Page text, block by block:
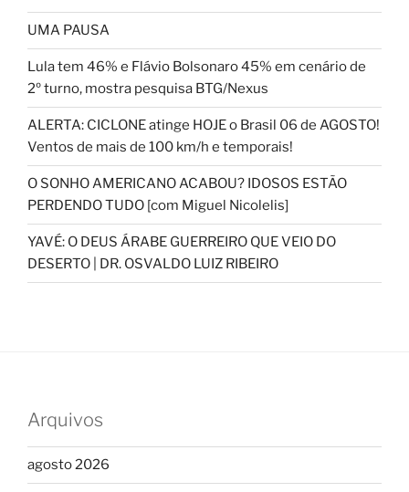
UMA PAUSA
Lula tem 46% e Flávio Bolsonaro 45% em cenário de
2º turno, mostra pesquisa BTG/Nexus
ALERTA: CICLONE atinge HOJE o Brasil 06 de AGOSTO!
Ventos de mais de 100 km/h e temporais!
O SONHO AMERICANO ACABOU? IDOSOS ESTÃO
PERDENDO TUDO [com Miguel Nicolelis]
YAVÉ: O DEUS ÁRABE GUERREIRO QUE VEIO DO
DESERTO | DR. OSVALDO LUIZ RIBEIRO
Arquivos
agosto 2026